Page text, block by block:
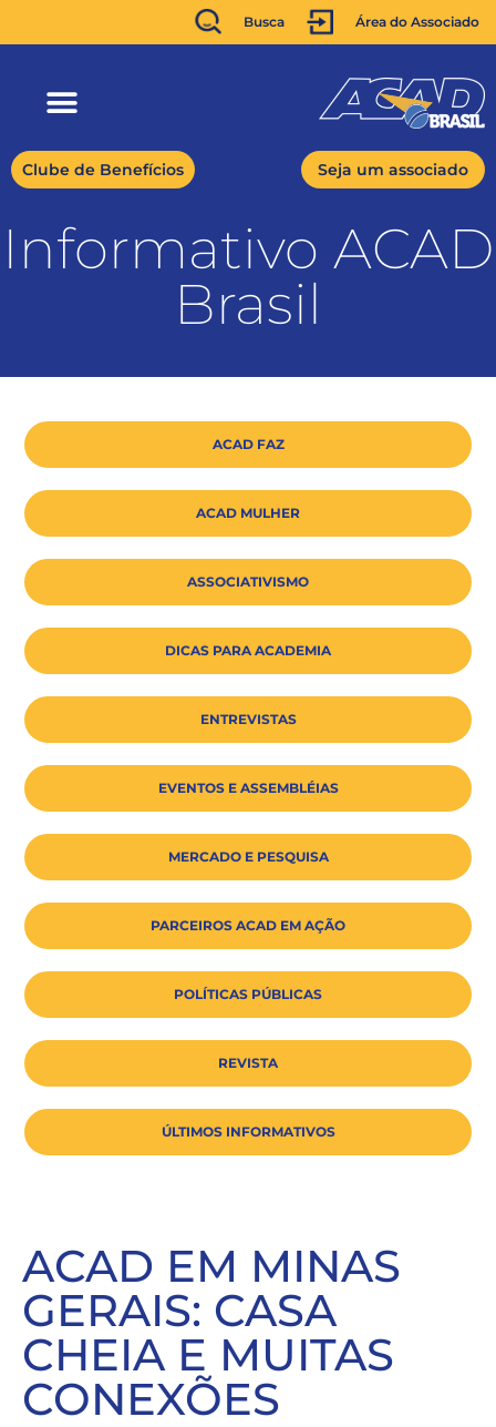
Busca Área do Associado
Clube de Benefícios Seja um associado
Informativo ACAD
Brasil
ACAD FAZ
ACAD MULHER
ASSOCIATIVISMO
DICAS PARA ACADEMIA
ENTREVISTAS
EVENTOS E ASSEMBLÉIAS
MERCADO E PESQUISA
PARCEIROS ACAD EM AÇÃO
POLÍTICAS PÚBLICAS
REVISTA
ÚLTIMOS INFORMATIVOS
ACAD EM MINAS
GERAIS: CASA
CHEIA E MUITAS
CONEXÕES